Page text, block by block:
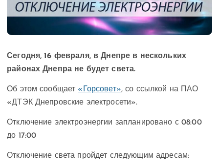
Сегодня, 16 февраля, в Днепре в нескольких
районах Днепра не будет света.
Об этом сообщает «Горсовет», со ссылкой на ПАО
«ДТЭК Днепровские электросети».
Отключение электроэнергии запланировано с 08:00
до 17:00
Отключение света пройдет следующим адресам: